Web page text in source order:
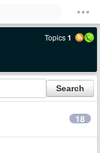
Topics1
18